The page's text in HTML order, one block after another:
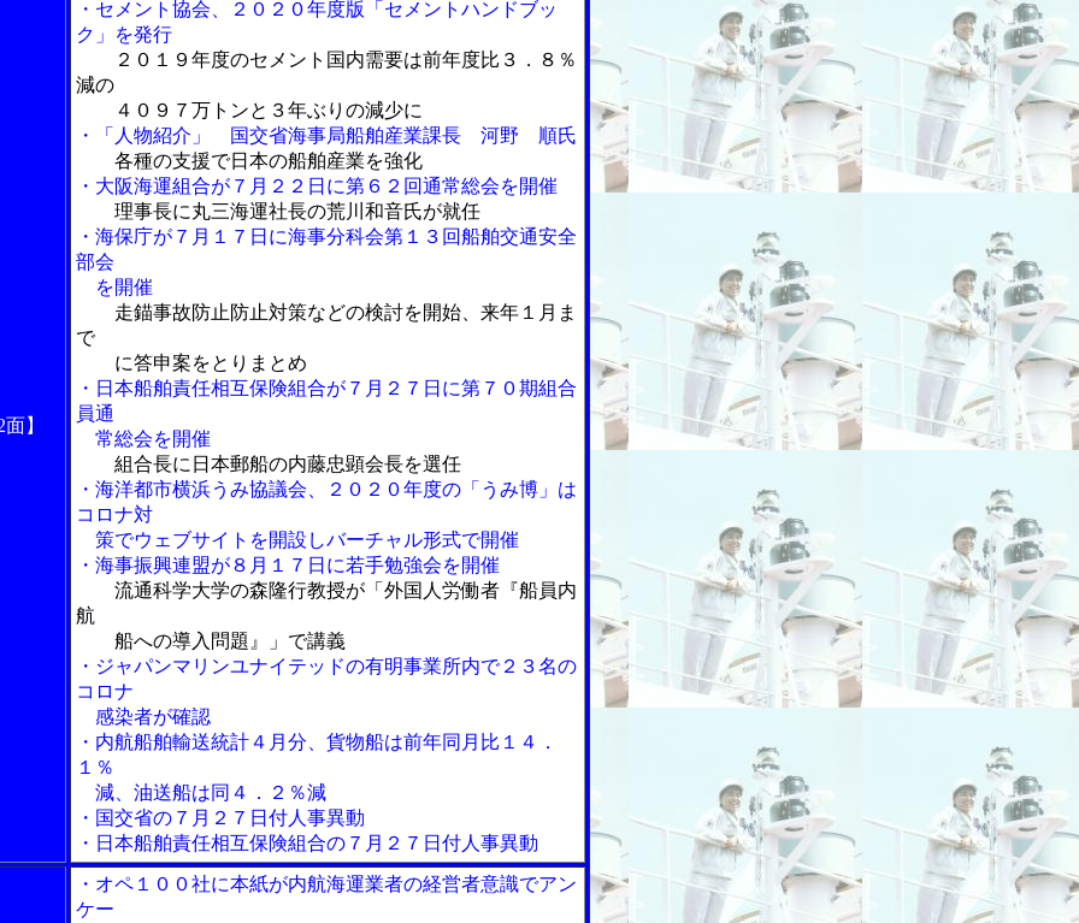
】
・セメント協会、２０２０年度版「セメントハンドブッ
ク」を発行
２０１９年度のセメント国内需要は前年度比３．８％
減の
４０９７万トンと３年ぶりの減少に
・「人物紹介」 国交省海事局船舶産業課長 河野 順氏
各種の支援で日本の船舶産業を強化
・大阪海運組合が７月２２日に第６２回通常総会を開催
理事長に丸三海運社長の荒川和音氏が就任
・海保庁が７月１７日に海事分科会第１３回船舶交通安全
部会
を開催
走錨事故防止防止対策などの検討を開始、来年１月ま
で
に答申案をとりまとめ
・日本船舶責任相互保険組合が７月２７日に第７０期組合
員通
常総会を開催
組合長に日本郵船の内藤忠顕会長を選任
・海洋都市横浜うみ協議会、２０２０年度の「うみ博」は
コロナ対
策でウェブサイトを開設しバーチャル形式で開催
・海事振興連盟が８月１７日に若手勉強会を開催
流通科学大学の森隆行教授が「外国人労働者『船員内
航
船への導入問題』」で講義
・ジャパンマリンユナイテッドの有明事業所内で２３名の
コロナ
感染者が確認
・内航船舶輸送統計４月分、貨物船は前年同月比１４．
１％
減、油送船は同４．２％減
・国交省の７月２７日付人事異動
・日本船舶責任相互保険組合の７月２７日付人事異動
・オペ１００社に本紙が内航海運業者の経営者意識でアン
ケー